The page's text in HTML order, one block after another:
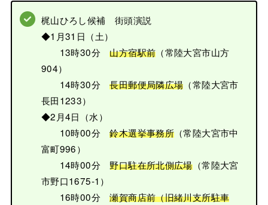
梶山ひろし候補 街頭演説
◆1月31日（土）
13時30分山方宿駅前 （常陸大宮市山方
904）
14時30分長田郵便局隣広場 （常陸大宮市
長田1233）
◆2月4日（水）
10時00分鈴木選挙事務所 （常陸大宮市中
富町996）
14時00分 野口駐在所北側広場（常陸大宮
市野口1675-1）
16時00分瀬賀商店前（旧緒川支所駐車